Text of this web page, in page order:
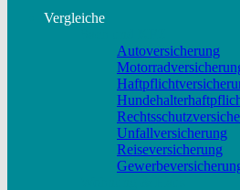
Vergleiche
Autoversicherung
Unfallversicherung
Reiseversicherung